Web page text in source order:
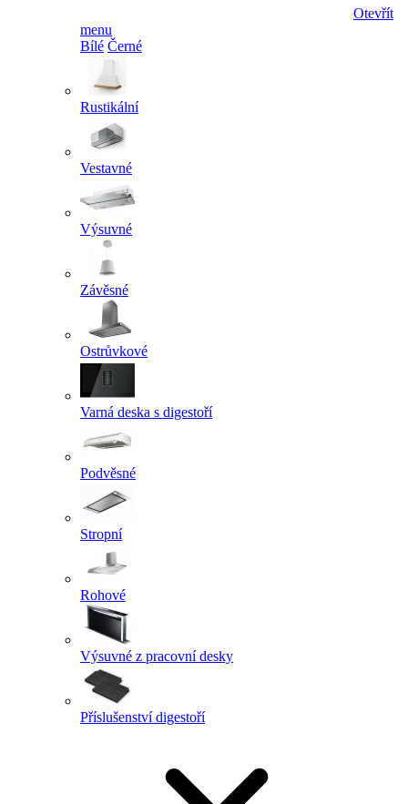
Otevřít
menu
Bílé Černé
Rustikální
Vestavné
Výsuvné
Závěsné
Ostrůvkové
Varná deska s digestoří
Podvěsné
Stropní
Rohové
Výsuvné z pracovní desky
Příslušenství digestoří